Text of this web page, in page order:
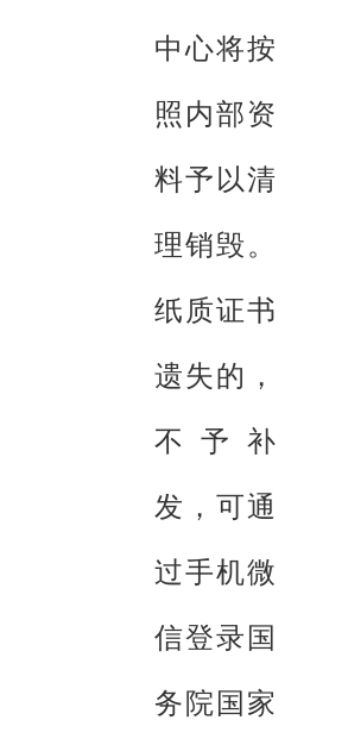
中心将按
照内部资
料予以清
理销毁。
纸质证书
遗失的，
不予补
发，可通
过手机微
信登录国
务院国家